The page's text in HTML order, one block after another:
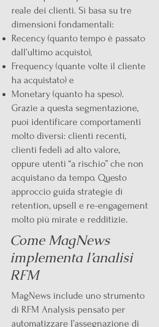
reale dei clienti. Si basa su tre
dimensioni fondamentali:
Recency (quanto tempo è passato
dall’ultimo acquisto),
Frequency (quante volte il cliente
ha acquistato) e
Monetary (quanto ha speso).
Grazie a questa segmentazione,
puoi identificare comportamenti
molto diversi: clienti recenti,
clienti fedeli ad alto valore,
oppure utenti “a rischio” che non
acquistano da tempo. Questo
approccio guida strategie di
retention, upsell e re-engagement
molto più mirate e redditizie.
Come MagNews
implementa l’analisi
RFM
MagNews include uno strumento
di RFM Analysis pensato per
automatizzare l’assegnazione di